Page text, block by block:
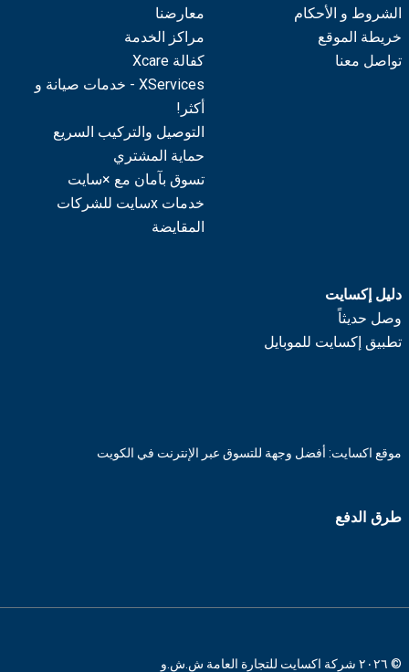
الشروط و الأحكام
خريطة الموقع
تواصل معنا
معارضنا
مراكز الخدمة
كفالة Xcare
XServices - خدمات صيانة و
أكثر!
التوصيل والتركيب السريع
حماية المشتري
تسوق بآمان مع ×سايت
خدمات xسايت للشركات
المقايضة
دليل إكسايت
وصل حديثاً
تطبيق إكسايت للموبايل
موقع اكسايت: أفضل وجهة للتسوق عبر الإنترنت في الكويت
طرق الدفع
© ٢٠٢٦ شركة اكسايت للتجارة العامة ش.ش.و